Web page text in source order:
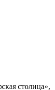
столица»,